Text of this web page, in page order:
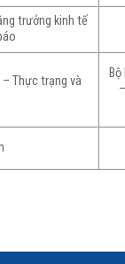
trưởng kinh tế
Thực trạng và